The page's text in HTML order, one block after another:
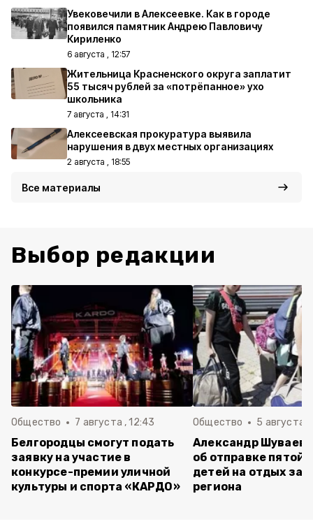
Увековечили в Алексеевке. Как в городе
появился памятник Андрею Павловичу
Кириленко
6 августа , 12:57
Жительница Красненского округа заплатит
55 тысяч рублей за «потрёпанное» ухо
школьника
7 августа , 14:31
Алексеевская прокуратура выявила
нарушения в двух местных организациях
2 августа , 18:55
Все материалы
Выбор редакции
Общество 7 августа , 12:43
Белгородцы смогут подать
заявку на участие в
конкурсе-премии уличной
культуры и спорта «КАРДО»
Общество 5 августа ,
Александр Шуваев
об отправке пятой
детей на отдых за
региона